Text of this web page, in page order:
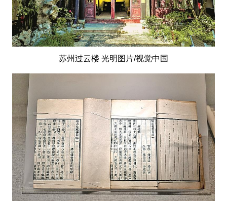
苏州过云楼 光明图片/视觉中国